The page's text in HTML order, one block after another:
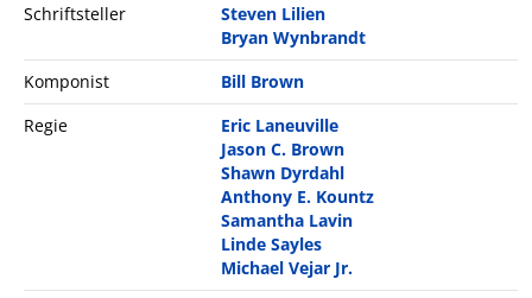
Schriftsteller
Steven Lilien
Bryan Wynbrandt
Komponist
Bill Brown
Regie
Eric Laneuville
Jason C. Brown
Shawn Dyrdahl
Anthony E. Kountz
Samantha Lavin
Linde Sayles
Michael Vejar Jr.